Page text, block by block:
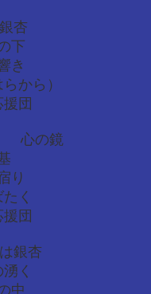
杏
下
き
から）
団
心の鏡
り
く
団
銀杏
く
中